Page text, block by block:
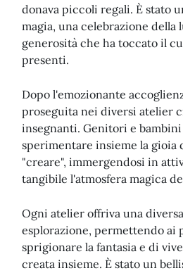
donava piccoli regali. È stato
magia, una celebrazione della
generosità che ha toccato il
presenti.
Dopo l'emozionante
proseguita nei diversi atelier
insegnanti. Genitori e
sperimentare insieme la gioia
"creare", immergendosi in
tangibile l'atmosfera magica
Ogni atelier offriva una
esplorazione, permettendo ai
sprigionare la fantasia e di
creata insieme. È stato un